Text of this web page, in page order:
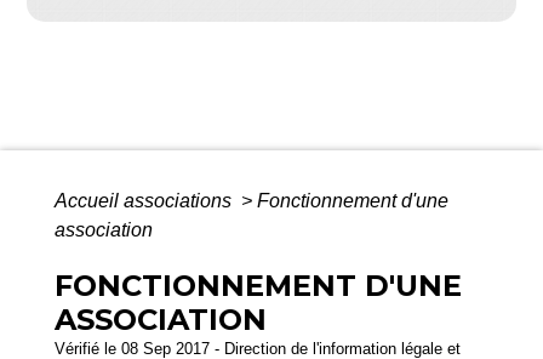
Accueil associations > Fonctionnement d'une
association
FONCTIONNEMENT D'UNE
ASSOCIATION
Vérifié le 08 Sep 2017 - Direction de l'information légale et